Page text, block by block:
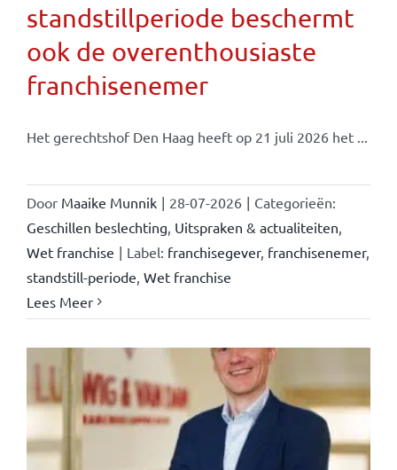
standstillperiode beschermt
ook de overenthousiaste
franchisenemer
Het gerechtshof Den Haag heeft op 21 juli 2026 het ...
Door Maaike Munnik | 28-07-2026 | Categorieën:
Geschillen beslechting Uitspraken & actualiteiten
Wet franchise | Label: franchisegever, franchisenemer,
standstill-periode Wet franchise
Lees Meer